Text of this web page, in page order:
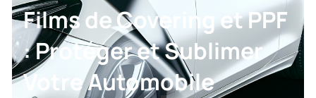
Films de Covering et PPF
: Protéger et Sublimer
Votre Automobile